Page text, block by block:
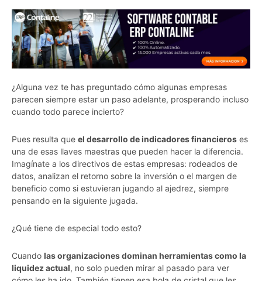
¿Alguna vez te has preguntado cómo algunas empresas
parecen siempre estar un paso adelante, prosperando incluso
cuando todo parece incierto?
Pues resulta que el desarrollo de indicadores financieros es
una de esas llaves maestras que pueden hacer la diferencia.
Imagínate a los directivos de estas empresas: rodeados de
datos, analizan el retorno sobre la inversión o el margen de
beneficio como si estuvieran jugando al ajedrez, siempre
pensando en la siguiente jugada.
¿Qué tiene de especial todo esto?
Cuando las organizaciones dominan herramientas como la
liquidez actual, no solo pueden mirar al pasado para ver